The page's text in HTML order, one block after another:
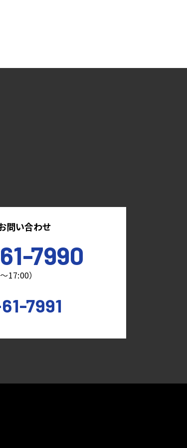
問い合わせ
7990
17:00）
7991